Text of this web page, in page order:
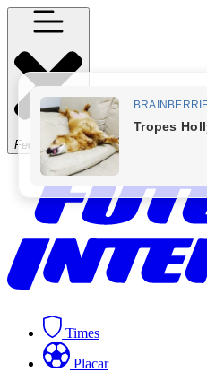
Fechar Menu
Times
Placar